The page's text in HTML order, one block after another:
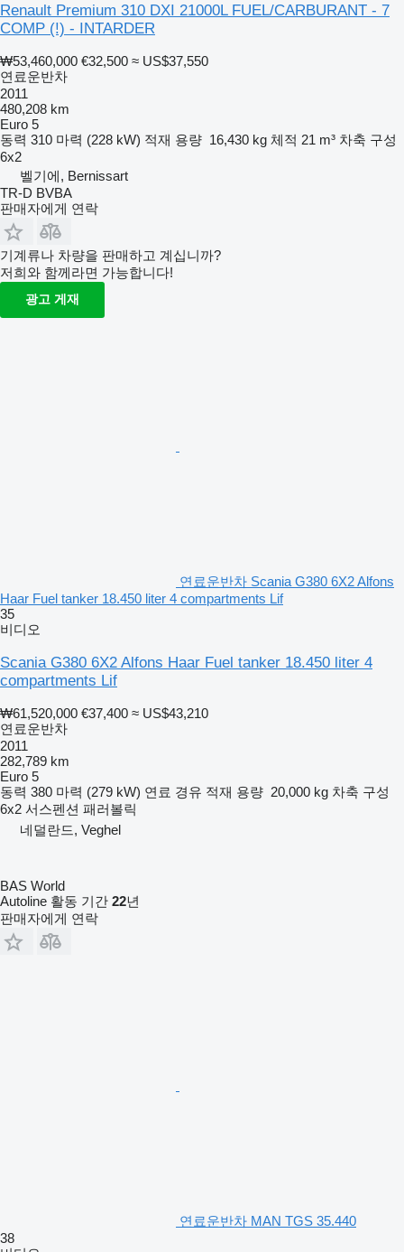
Renault Premium 310 DXI 21000L FUEL/CARBURANT - 7
COMP (!) - INTARDER
₩53,460,000 €32,500 ≈ US$37,550
연료운반차
2011
480,208 km
Euro 5
동력 310 마력 (228 kW) 적재 용량 16,430 kg 체적 21 m³ 차축 구성
6x2
벨기에, Bernissart
TR-D BVBA
판매자에게 연락
기계류나 차량을 판매하고 계십니까?
저희와 함께라면 가능합니다!
광고 게재
연료운반차 Scania G380 6X2 Alfons
Haar Fuel tanker 18.450 liter 4 compartments Lif
35
비디오
Scania G380 6X2 Alfons Haar Fuel tanker 18.450 liter 4
compartments Lif
₩61,520,000 €37,400 ≈ US$43,210
연료운반차
2011
282,789 km
Euro 5
동력 380 마력 (279 kW) 연료 경유 적재 용량 20,000 kg 차축 구성
6x2 서스펜션 패러볼릭
네덜란드, Veghel
BAS World
Autoline 활동 기간 22년
판매자에게 연락
연료운반차 MAN TGS 35.440
38